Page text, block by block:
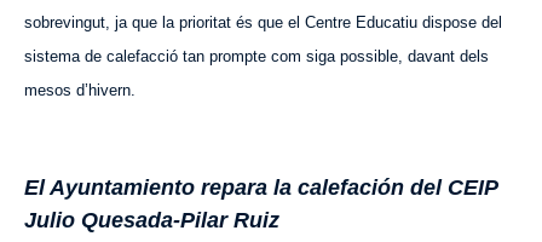
sobrevingut, ja que la prioritat és que el Centre Educatiu dispose del
sistema de calefacció tan prompte com siga possible, davant dels
mesos d’hivern.
El Ayuntamiento repara la calefación del CEIP
Julio Quesada-Pilar Ruiz